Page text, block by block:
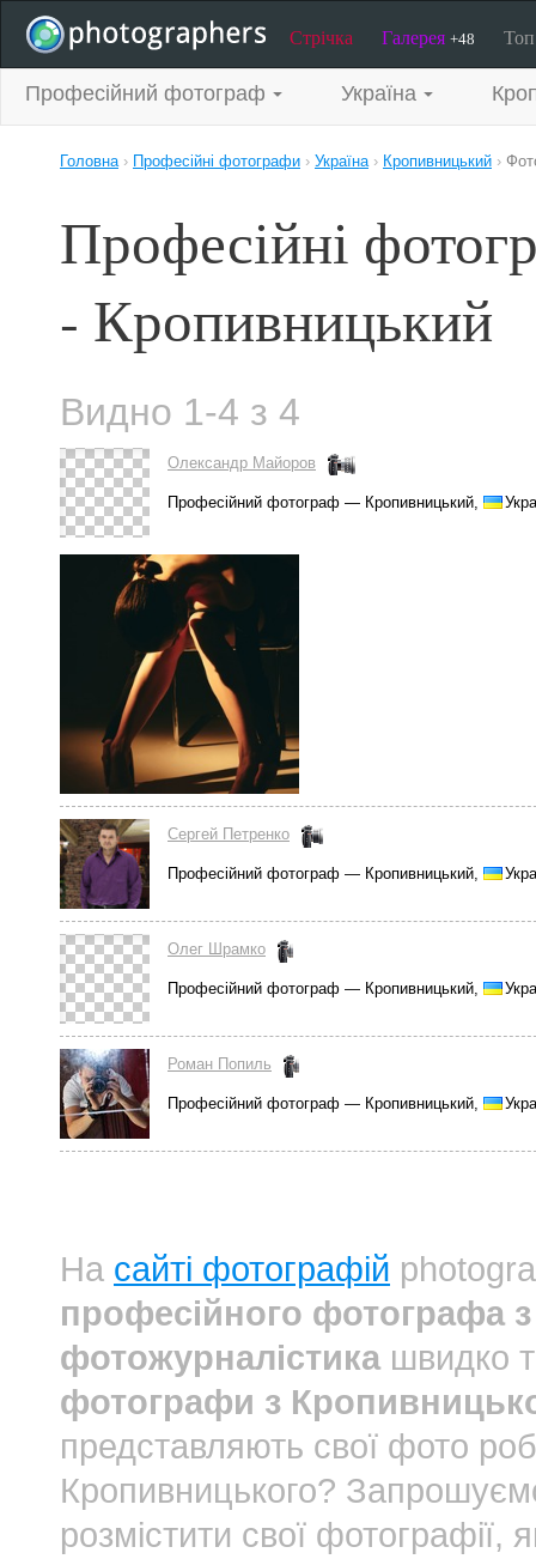
Стрічка Галерея +48
Професійний фотограф Україна
Головна› Професійні фотографи › Україна› Кропивницький ›
Професійні
- Кропивницький
Видно 1-4 з 4
Олександр Майоров
Професійний фотограф — Кропивницький,
Сергей Петренко
Професійний фотограф — Кропивницький,
Олег Шрамко
Професійний фотограф — Кропивницький,
Роман Попиль
Професійний фотограф — Кропивницький,
На сайті фотографій
професійного фотографа
фотожурналістикашвидко
фотографи з
представляють свої фото
Кропивницького?
розмістити свої